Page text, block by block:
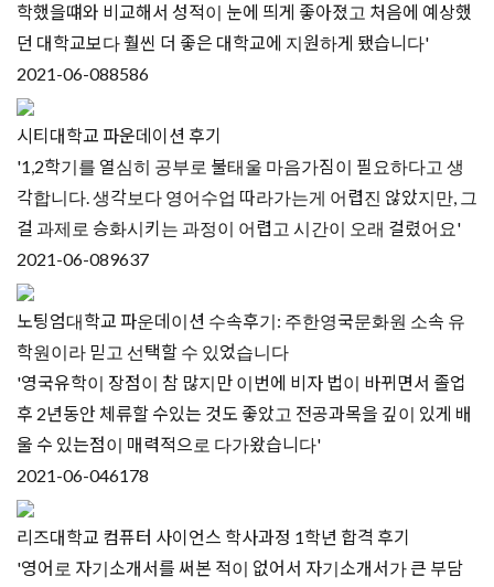
학했을떄와 비교해서 성적이 눈에 띄게 좋아졌고 처음에 예상했
던 대학교보다 훨씬 더 좋은 대학교에 지원하게 됐습니다'
2021-06-088586
시티대학교 파운데이션 후기
'1,2학기를 열심히 공부로 불태울 마음가짐이 필요하다고 생
각합니다. 생각보다 영어수업 따라가는게 어렵진 않았지만, 그
걸 과제로 승화시키는 과정이 어렵고 시간이 오래 걸렸어요'
2021-06-089637
노팅엄대학교 파운데이션 수속후기: 주한영국문화원 소속 유
학원이라 믿고 선택할 수 있었습니다
'영국유학이 장점이 참 많지만 이번에 비자 법이 바뀌면서 졸업
후 2년동안 체류할 수있는 것도 좋았고 전공과목을 깊이 있게 배
울 수 있는점이 매력적으로 다가왔습니다'
2021-06-046178
리즈대학교 컴퓨터 사이언스 학사과정 1학년 합격 후기
'영어로 자기소개서를 써본 적이 없어서 자기소개서가 큰 부담